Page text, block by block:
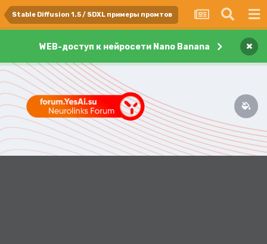
Stable Diffusion 1.5 / SDXL примеры промтов
WEB-доступ к нейросети Nano Banana ×